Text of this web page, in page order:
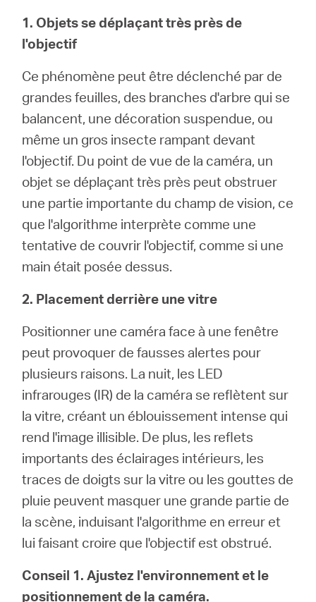
1. Objets se déplaçant très près de
l'objectif
Ce phénomène peut être déclenché par de
grandes feuilles, des branches d'arbre qui se
balancent, une décoration suspendue, ou
même un gros insecte rampant devant
l'objectif. Du point de vue de la caméra, un
objet se déplaçant très près peut obstruer
une partie importante du champ de vision, ce
que l'algorithme interprète comme une
tentative de couvrir l'objectif, comme si une
main était posée dessus.
2. Placement derrière une vitre
Positionner une caméra face à une fenêtre
peut provoquer de fausses alertes pour
plusieurs raisons. La nuit, les LED
infrarouges (IR) de la caméra se reflètent sur
la vitre, créant un éblouissement intense qui
rend l'image illisible. De plus, les reflets
importants des éclairages intérieurs, les
traces de doigts sur la vitre ou les gouttes de
pluie peuvent masquer une grande partie de
la scène, induisant l'algorithme en erreur et
lui faisant croire que l'objectif est obstrué.
Conseil 1. Ajustez l'environnement et le
positionnement de la caméra.